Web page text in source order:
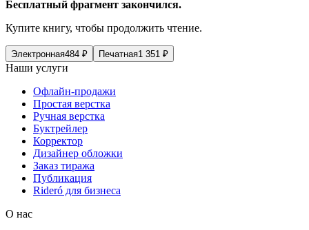
Бесплатный фрагмент закончился.
Купите книгу, чтобы продолжить чтение.
Электронная484 ₽ Печатная1 351 ₽
Наши услуги
Офлайн-продажи
Простая верстка
Ручная верстка
Буктрейлер
Корректор
Дизайнер обложки
Заказ тиража
Публикация
Rideró для бизнеса
О нас